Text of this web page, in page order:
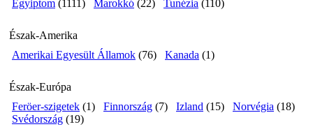
Egyiptom (1111) Marokkó (22) Tunézia (110)
Észak-Amerika
Amerikai Egyesült Államok (76) Kanada (1)
Észak-Európa
Feröer-szigetek (1) Finnország (7) Izland (15) Norvégia (18)
Svédország (19)